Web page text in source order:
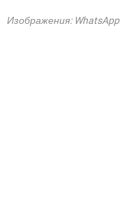
Изображения: WhatsApp